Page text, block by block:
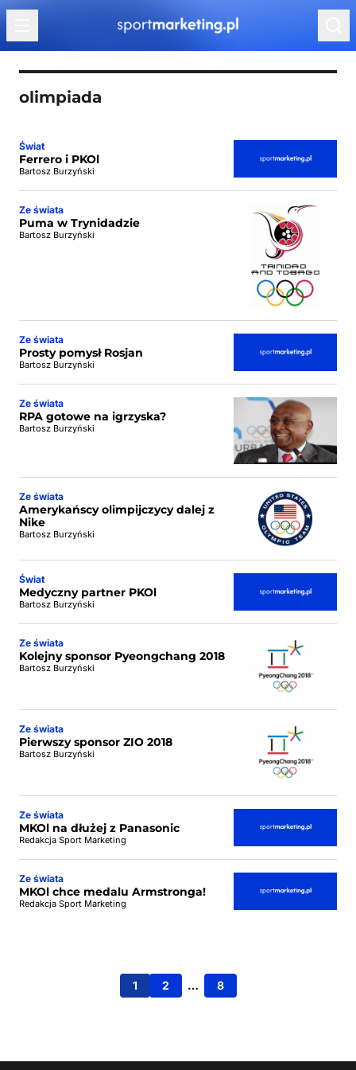
Przejdź do treści
olimpiada
Świat
Ferrero i PKOl
Bartosz Burzyński
Ze świata
Puma w Trynidadzie
Bartosz Burzyński
Ze świata
Prosty pomysł Rosjan
Bartosz Burzyński
Ze świata
RPA gotowe na igrzyska?
Bartosz Burzyński
Ze świata
Amerykańscy olimpijczycy dalej z
Nike
Bartosz Burzyński
Świat
Medyczny partner PKOl
Bartosz Burzyński
Ze świata
Kolejny sponsor Pyeongchang 2018
Bartosz Burzyński
Ze świata
Pierwszy sponsor ZIO 2018
Bartosz Burzyński
Ze świata
MKOl na dłużej z Panasonic
Redakcja Sport Marketing
Ze świata
MKOl chce medalu Armstronga!
Redakcja Sport Marketing
1 2 … 8